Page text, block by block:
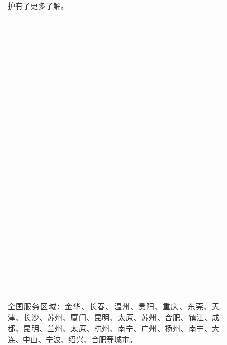
护有了更多了解。
全国服务区域：金华、长春、温州、贵阳、重庆、东莞、天
津、长沙、苏州、厦门、昆明、太原、苏州、合肥、镇江、成
都、昆明、兰州、太原、杭州、南宁、广州、扬州、南宁、大
连、中山、宁波、绍兴、合肥等城市。